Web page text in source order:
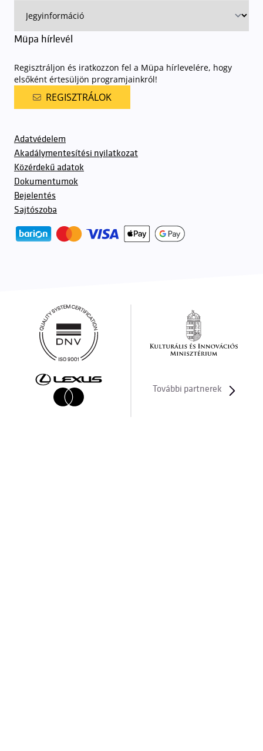
Müpa hírlevél
Regisztráljon és iratkozzon fel a Müpa hírlevelére, hogy
elsőként értesüljön programjainkról!
REGISZTRÁLOK
Adatvédelem
Akadálymentesítési nyilatkozat
Közérdekű adatok
Dokumentumok
Bejelentés
Sajtószoba
További partnerek